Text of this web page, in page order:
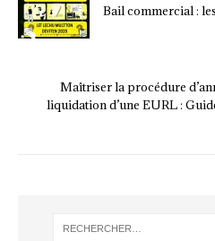
Bail commercial :
Maîtriser la procédure
liquidation d’une EURL :